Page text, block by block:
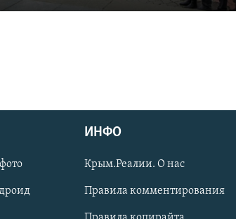
ИНФО
Крым.Реалии. О нас
Правила комментирования